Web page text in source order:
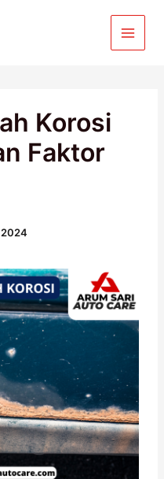
Korosi
Faktor